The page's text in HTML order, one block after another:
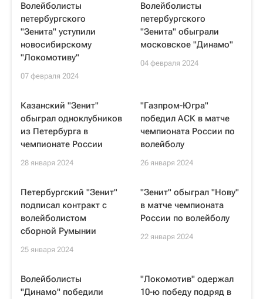
Волейболисты
петербургского
"Зенита" уступили
новосибирскому
"Локомотиву"
07 февраля 2024
Волейболисты
петербургского
"Зенита" обыграли
московское "Динамо"
04 февраля 2024
Казанский "Зенит"
обыграл одноклубников
из Петербурга в
чемпионате России
28 января 2024
"Газпром-Югра"
победил АСК в матче
чемпионата России по
волейболу
26 января 2024
Петербургский "Зенит"
подписал контракт с
волейболистом
сборной Румынии
25 января 2024
"Зенит" обыграл "Нову"
в матче чемпионата
России по волейболу
22 января 2024
Волейболисты
"Динамо" победили
"Локомотив" одержал
10-ю победу подряд в